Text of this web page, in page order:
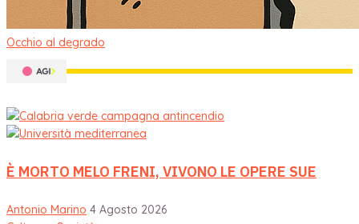
Occhio al degrado
È MORTO MELO FRENI, VIVONO LE OPERE SUE
Antonio Marino 4 Agosto 2026